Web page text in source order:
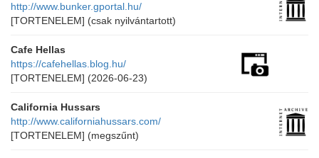
http://www.bunker.gportal.hu/
[TORTENELEM] (csak nyilvántartott)
Cafe Hellas
https://cafehellas.blog.hu/
[TORTENELEM] (2026-06-23)
California Hussars
http://www.californiahussars.com/
[TORTENELEM] (megszűnt)